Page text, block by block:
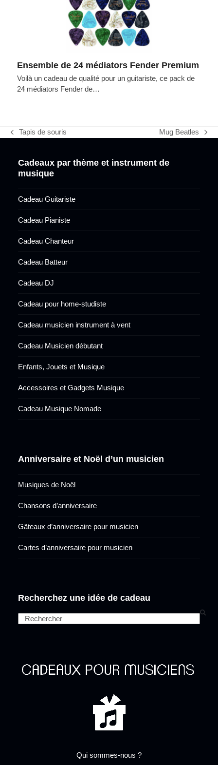
Ensemble de 24 médiators Fender Premium
Voilà un cadeau de qualité pour un guitariste, ce pack de
24 médiators Fender de…
previous
Tapis de souris
next
Mug Beatles
Cadeaux par thème et instrument de
musique
Cadeau Guitariste
Cadeau Pianiste
Cadeau Chanteur
Cadeau Batteur
Cadeau DJ
Cadeau pour home-studiste
Cadeau musicien instrument à vent
Cadeau Musicien débutant
Enfants, Jouets et Musique
Accessoires et Gadgets Musique
Cadeau Musique Nomade
Anniversaire et Noël d’un musicien
Musiques de Noël
Chansons d’anniversaire
Gâteaux d’anniversaire pour musicien
Cartes d’anniversaire pour musicien
Recherchez une idée de cadeau
Search
Qui sommes-nous ?